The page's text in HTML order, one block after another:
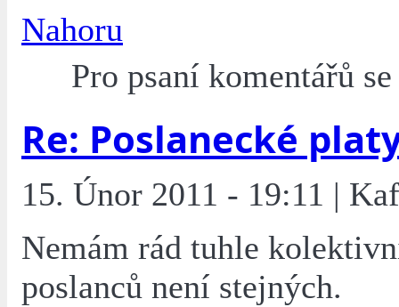
Nahoru
Pro psaní komentářů
Re: Poslanecké
15. Únor 2011 - 19:11 |
Nemám rád tuhle
poslanců není stejných.